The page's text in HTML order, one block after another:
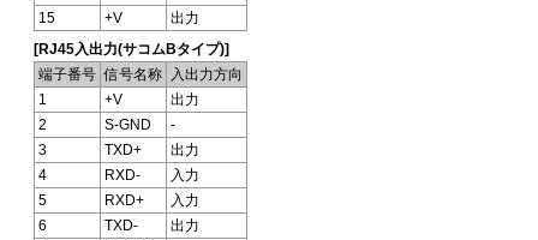
15
+V
出力
[RJ45入出力(サコムBタイプ)]
端子番号 信号名称
入出力方向
1
+V
出力
2
S-GND
-
3
TXD+
出力
4
RXD-
入力
5
RXD+
入力
6
TXD-
出力